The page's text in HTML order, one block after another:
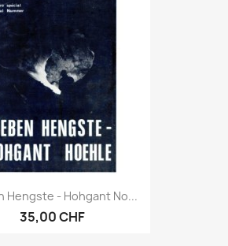
Hengste - Hohgant No...
35,00 CHF